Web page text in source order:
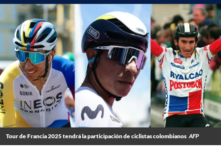
Tour de Francia 2025 tendrá la participación de ciclistas colombianos AFP